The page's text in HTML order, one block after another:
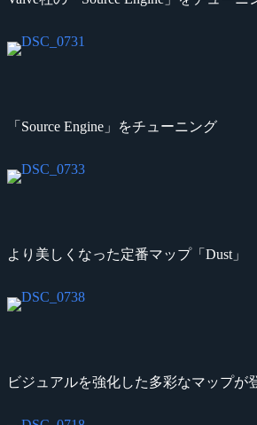
「Source Engine」をチューニング
より美しくなった定番マップ「Dust」
ビジュアルを強化した多彩なマップ